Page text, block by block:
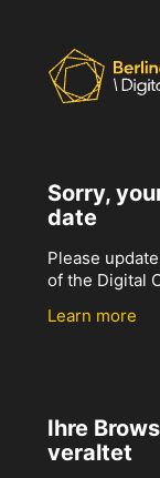
Sorry,
date
Please
of the Digital
Learn more
Ihre
veraltet